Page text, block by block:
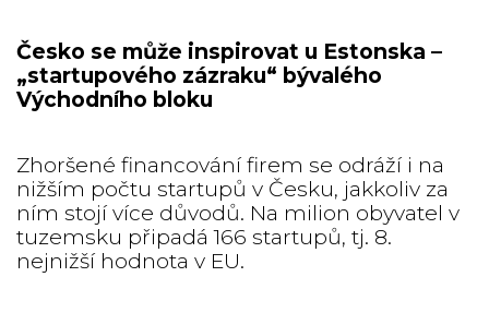
Česko se může inspirovat u Estonska –
„startupového zázraku“ bývalého
Východního bloku
Zhoršené financování firem se odráží i na
nižším počtu startupů v Česku, jakkoliv za
ním stojí více důvodů. Na milion obyvatel v
tuzemsku připadá 166 startupů, tj. 8.
nejnižší hodnota v EU.